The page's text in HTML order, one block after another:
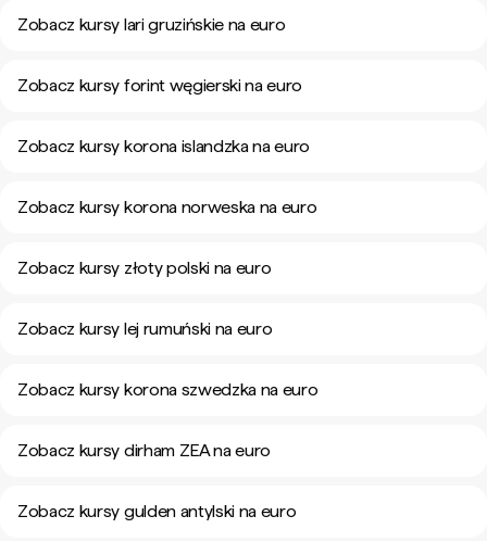
Zobacz kursy lari gruzińskie na euro
Zobacz kursy forint węgierski na euro
Zobacz kursy korona islandzka na euro
Zobacz kursy korona norweska na euro
Zobacz kursy złoty polski na euro
Zobacz kursy lej rumuński na euro
Zobacz kursy korona szwedzka na euro
Zobacz kursy dirham ZEA na euro
Zobacz kursy gulden antylski na euro